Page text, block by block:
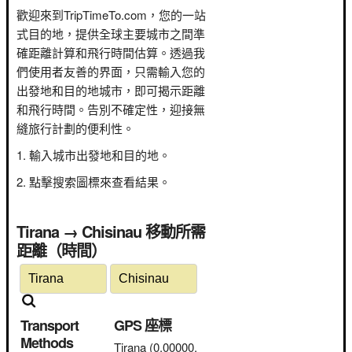
歡迎來到TripTimeTo.com，您的一站
式目的地，提供全球主要城市之間準
確距離計算和飛行時間估算。透過我
們使用者友善的界面，只需輸入您的
出發地和目的地城市，即可揭示距離
和飛行時間。告別不確定性，迎接無
縫旅行計劃的便利性。
輸入城市出發地和目的地。
點擊搜索圖標來查看結果。
Tirana → Chisinau 移動所需
距離（時間）
Transport
Methods
GPS 座標
Tirana (0.00000,